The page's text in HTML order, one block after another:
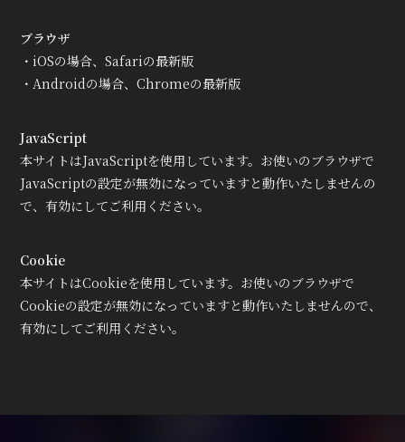
会員登録
ブラウザ
・iOSの場合、Safariの最新版
・Androidの場合、Chromeの最新版
JavaScript
本サイトはJavaScriptを使用しています。お使いのブラウザで
JavaScriptの設定が無効になっていますと動作いたしませんの
で、有効にしてご利用ください。
Cookie
本サイトはCookieを使用しています。お使いのブラウザで
Cookieの設定が無効になっていますと動作いたしませんので、
有効にしてご利用ください。